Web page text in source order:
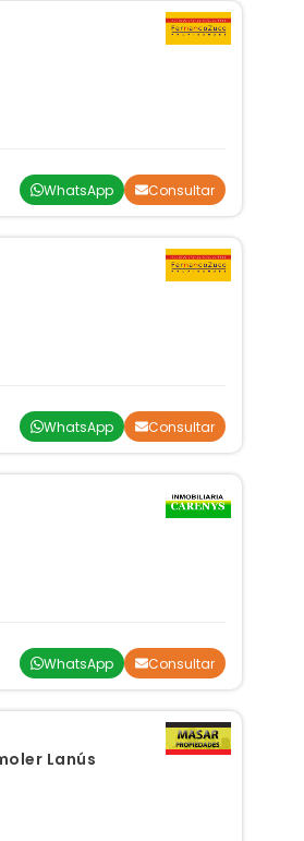
WhatsApp Consultar
WhatsApp Consultar
WhatsApp Consultar
Lanús